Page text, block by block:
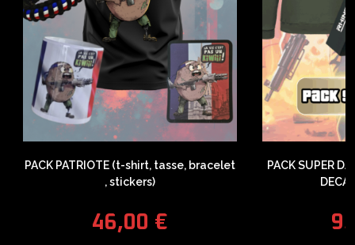
PACK PATRIOTE (t-shirt, tasse, bracelet
, stickers)
46,00 €
PACK SUPER